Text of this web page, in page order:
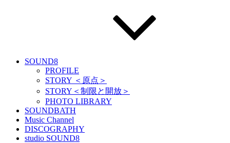
SOUND8
PROFILE
STORY ＜原点＞
STORY＜制限と開放＞
PHOTO LIBRARY
SOUNDBATH
Music Channel
DISCOGRAPHY
studio SOUND8